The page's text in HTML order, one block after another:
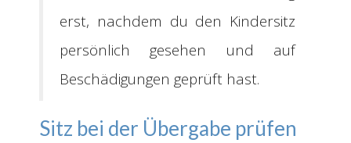
erst, nachdem du den Kindersitz
persönlich gesehen und auf
Beschädigungen geprüft hast.
Sitz bei der Übergabe prüfen